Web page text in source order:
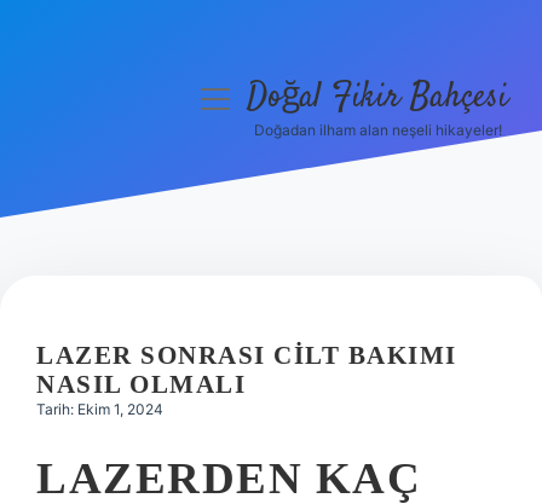
Hakkımızda
menüyüDoğal Fikir Bahçesi
Doğadan ilham alan neşeli hikayeler!
LAZER SONRASI CILT BAKIMI
NASIL OLMALI
Tarih: Ekim 1, 2024
LAZERDEN KAÇ